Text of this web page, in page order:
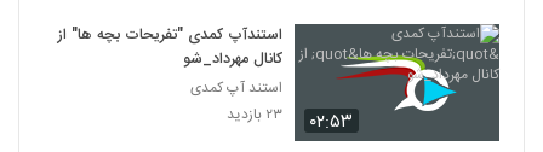
۰۲:۵۳
استندآپ کمدی "تفریحات بچه ها" از
کانال مهرداد_شو
استند آپ کمدی
۲۳ بازدید